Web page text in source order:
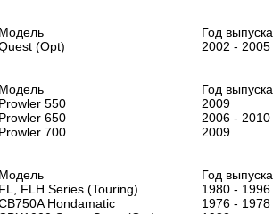
Модель
Год выпуска
(Opt)
2002 - 2005
Модель
Год выпуска
Prowler 550
2009
Prowler 650
2006 - 2010
Prowler 700
2009
Модель
Год выпуска
FL, FLH Series (Touring)
1980 - 1996
Hondamatic
1976 - 1978